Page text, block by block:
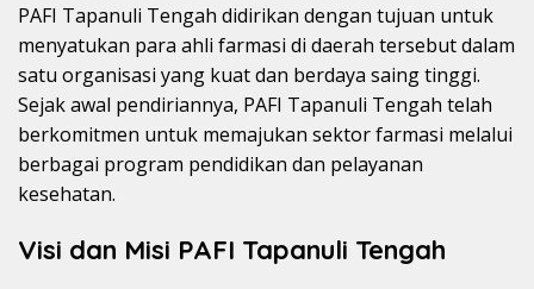
PAFI Tapanuli Tengah didirikan dengan tujuan untuk
menyatukan para ahli farmasi di daerah tersebut dalam
satu organisasi yang kuat dan berdaya saing tinggi.
Sejak awal pendiriannya, PAFI Tapanuli Tengah telah
berkomitmen untuk memajukan sektor farmasi melalui
berbagai program pendidikan dan pelayanan
kesehatan.
Visi dan Misi PAFI Tapanuli Tengah